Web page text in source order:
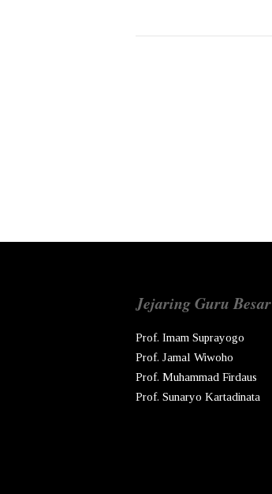
Jejaring Guru Besar
Prof. Imam Suprayogo
Prof. Jamal Wiwoho
Prof. Muhammad Firdaus
Prof. Sunaryo Kartadinata